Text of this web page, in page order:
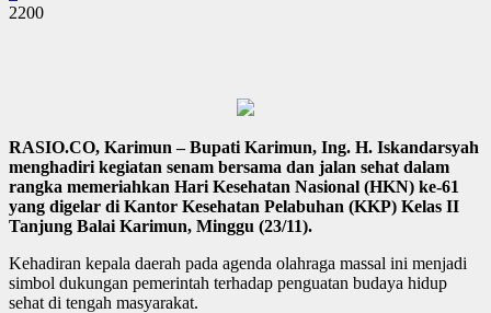
2200
RASIO.CO, Karimun – Bupati Karimun, Ing. H. Iskandarsyah
menghadiri kegiatan senam bersama dan jalan sehat dalam
rangka memeriahkan Hari Kesehatan Nasional (HKN) ke-61
yang digelar di Kantor Kesehatan Pelabuhan (KKP) Kelas II
Tanjung Balai Karimun, Minggu (23/11).
Kehadiran kepala daerah pada agenda olahraga massal ini menjadi
simbol dukungan pemerintah terhadap penguatan budaya hidup
sehat di tengah masyarakat.